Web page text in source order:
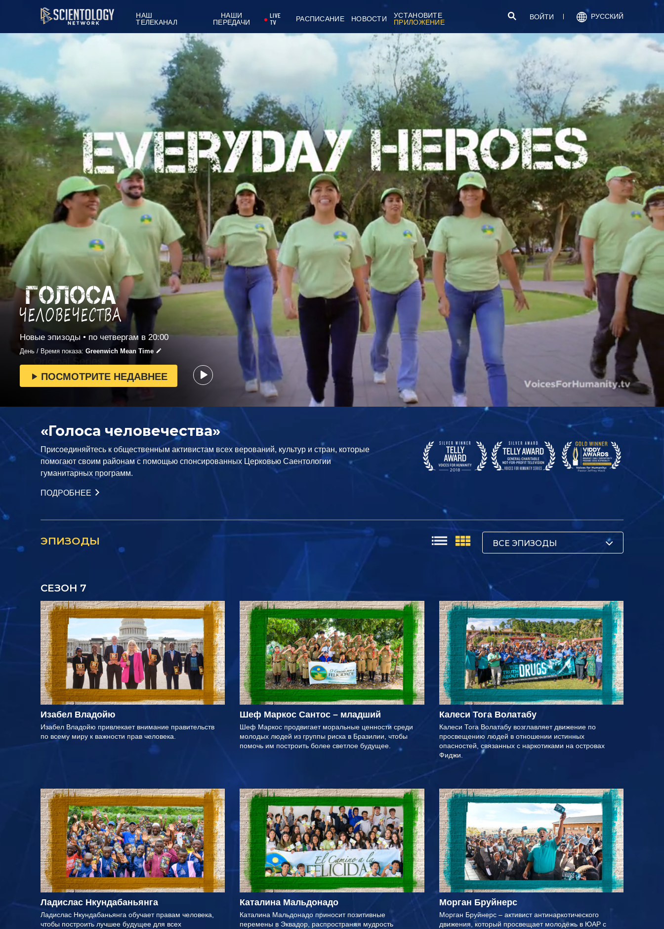
НАШ
ТЕЛЕКАНАЛ
НАШИ
ПЕРЕДАЧИ
LIVE
TV
РАСПИСАНИЕ НОВОСТИ
УСТАНОВИТЕ
ПРИЛОЖЕНИЕ
ВОЙТИ РУССКИЙ
Новые эпизоды • по четвергам в 20:00
День / Время показа: Greenwich Mean Time
ПОСМОТРИТЕ НЕДАВНЕЕ
«Голоса человечества»
Присоединяйтесь к общественным активистам всех верований, культур и стран, которые
помогают своим районам с помощью спонсированных Церковью Саентологии
гуманитарных программ.
ПОДРОБНЕЕ
ЭПИЗОДЫ ВСЕ ЭПИЗОДЫ
СЕЗОН 7
Изабел Владойю
Изабел Владойю привлекает внимание правительств
по всему миру к важности прав человека.
Шеф Маркос Сантос – младший
Шеф Маркос продвигает моральные ценности среди
молодых людей из группы риска в Бразилии, чтобы
помочь им построить более светлое будущее.
Калеси Тога Волатабу
Калеси Тога Волатабу возглавляет движение по
просвещению людей в отношении истинных
опасностей, связанных с наркотиками на островах
Фиджи.
Ладислас Нкундабаньянга
Ладислас Нкундабаньянга обучает правам человека,
чтобы построить лучшее будущее для всех
Каталина Мальдонадо
Каталина Мальдонадо приносит позитивные
перемены в Эквадор, распространяя мудрость
Морган Бруйнерс
Морган Бруйнерс – активист антинаркотического
движения, который просвещает молодёжь в ЮАР с